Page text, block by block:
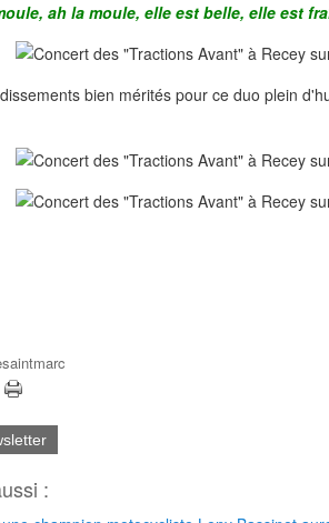
ah la moule, elle est belle, elle est
bien mérités pour ce duo plein
: